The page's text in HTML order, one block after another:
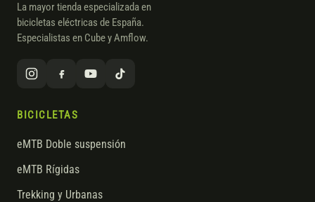
La mayor tienda especializada en
bicicletas eléctricas de España.
Especialistas en Cube y Amflow.
BICICLETAS
eMTB Doble suspensión
eMTB Rígidas
Trekking y Urbanas